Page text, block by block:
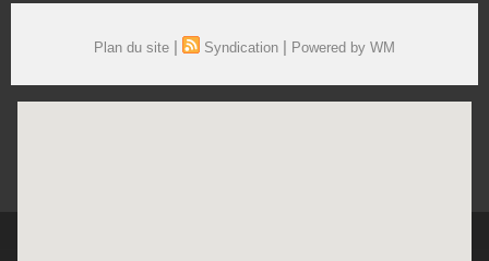
Plan du site | Syndication | Powered by WM